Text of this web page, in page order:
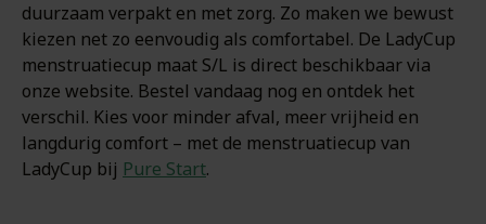
duurzaam verpakt en met zorg. Zo maken we bewust
kiezen net zo eenvoudig als comfortabel. De LadyCup
menstruatiecup maat S/L is direct beschikbaar via
onze website. Bestel vandaag nog en ontdek het
verschil. Kies voor minder afval, meer vrijheid en
langdurig comfort – met de menstruatiecup van
LadyCup bij Pure Start.